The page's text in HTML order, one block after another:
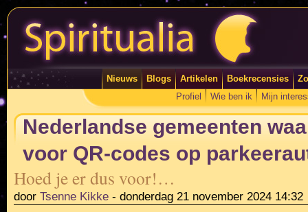
Nieuws Blogs Artikelen Boekrecensies
Profiel
Wie ben ik Mijn
Nederlandse gemeenten
voor QR-codes op
Hoed je er dus voor!…
door Tsenne Kikke - donderdag 21 november 2024 14:32